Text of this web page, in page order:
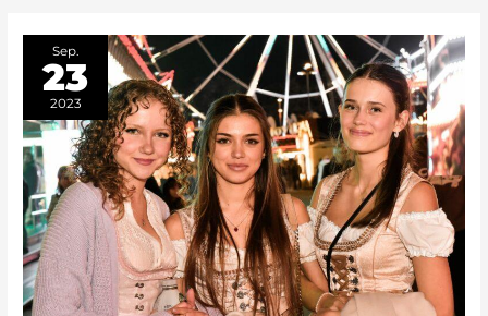
Sep.
23
2023